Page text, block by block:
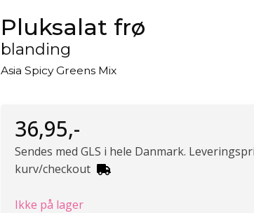
Pluksalat frø
blanding
Asia Spicy Greens Mix
36,95,-
Sendes med GLS i hele Danmark.
kurv/checkout
Ikke på lager